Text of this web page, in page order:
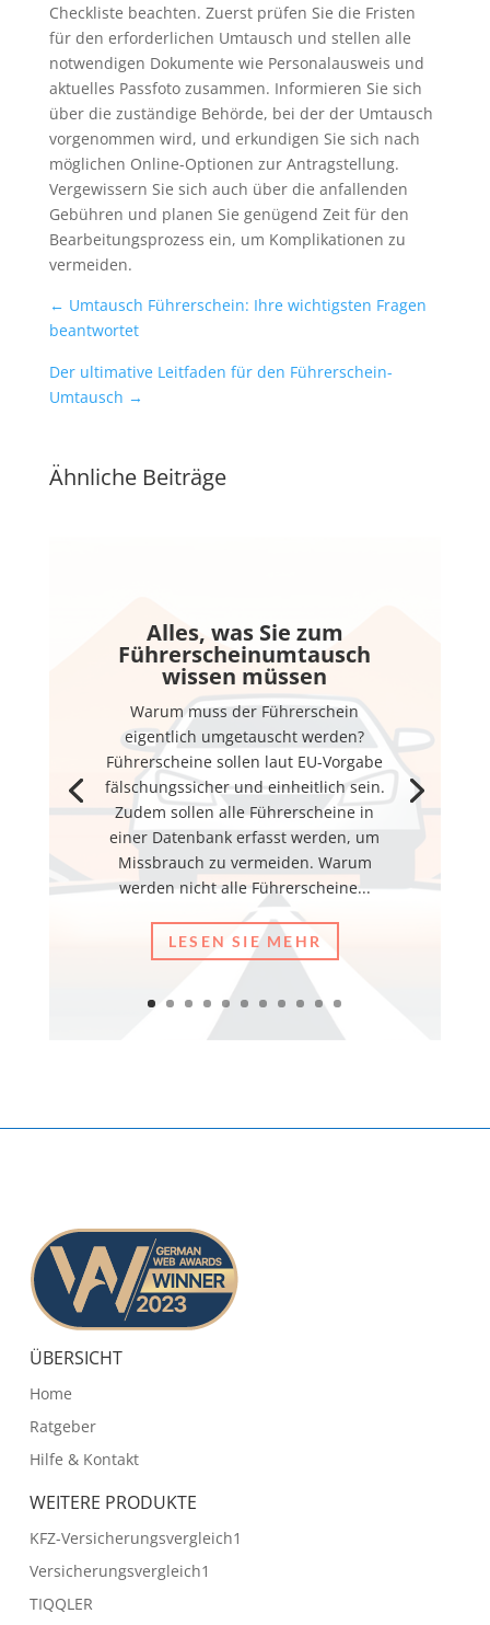
Checkliste beachten. Zuerst prüfen Sie die Fristen
für den erforderlichen Umtausch und stellen alle
notwendigen Dokumente wie Personalausweis und
aktuelles Passfoto zusammen. Informieren Sie sich
über die zuständige Behörde, bei der der Umtausch
vorgenommen wird, und erkundigen Sie sich nach
möglichen Online-Optionen zur Antragstellung.
Vergewissern Sie sich auch über die anfallenden
Gebühren und planen Sie genügend Zeit für den
Bearbeitungsprozess ein, um Komplikationen zu
vermeiden.
← Umtausch Führerschein: Ihre wichtigsten Fragen
beantwortet
Der ultimative Leitfaden für den Führerschein-
Umtausch →
Ähnliche Beiträge
Alles, was Sie zum
Führerscheinumtausch
wissen müssen
Warum muss der Führerschein
eigentlich umgetauscht werden?
Führerscheine sollen laut EU-Vorgabe
fälschungssicher und einheitlich sein.
Zudem sollen alle Führerscheine in
einer Datenbank erfasst werden, um
Missbrauch zu vermeiden. Warum
werden nicht alle Führerscheine...
LESEN SIE MEHR
ÜBERSICHT
Home
Ratgeber
Hilfe & Kontakt
WEITERE PRODUKTE
KFZ-Versicherungsvergleich1
Versicherungsvergleich1
TIQQLER